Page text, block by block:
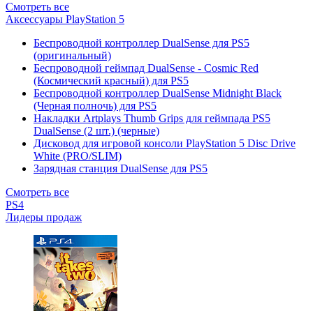
Смотреть все
Аксессуары PlayStation 5
Беспроводной контроллер DualSense для PS5
(оригинальный)
Беспроводной геймпад DualSense - Cosmic Red
(Космический красный) для PS5
Беспроводной контроллер DualSense Midnight Black
(Черная полночь) для PS5
Накладки Artplays Thumb Grips для геймпада PS5
DualSense (2 шт.) (черные)
Дисковод для игровой консоли PlayStation 5 Disc Drive
White (PRO/SLIM)
Зарядная станция DualSense для PS5
Смотреть все
PS4
Лидеры продаж